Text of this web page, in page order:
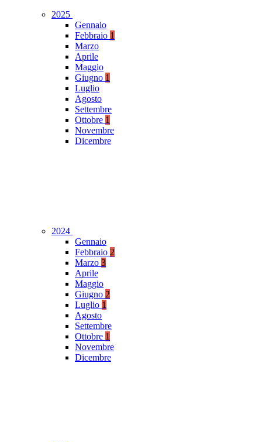
2025
Gennaio
Febbraio 1
Marzo
Aprile
Maggio
Giugno 1
Luglio
Agosto
Settembre
Ottobre 1
Novembre
Dicembre
2024
Gennaio
Febbraio 2
Marzo 3
Aprile
Maggio
Giugno 2
Luglio 1
Agosto
Settembre
Ottobre 1
Novembre
Dicembre